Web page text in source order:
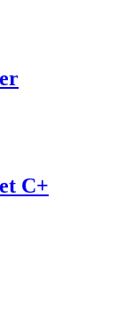
C+